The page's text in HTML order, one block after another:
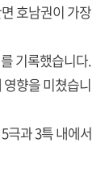
호남권이 가장
기록했습니다.
향을 미쳤습니
극과 3특 내에서